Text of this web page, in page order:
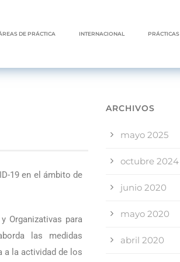
DE PRÁCTICA INTERNACIONAL PRÁCTICAS
19 en el ámbito de
Organizativas para
las medidas
a la actividad de los
ARCHIVOS
mayo 2025
octubre 2024
junio 2020
mayo 2020
abril 2020